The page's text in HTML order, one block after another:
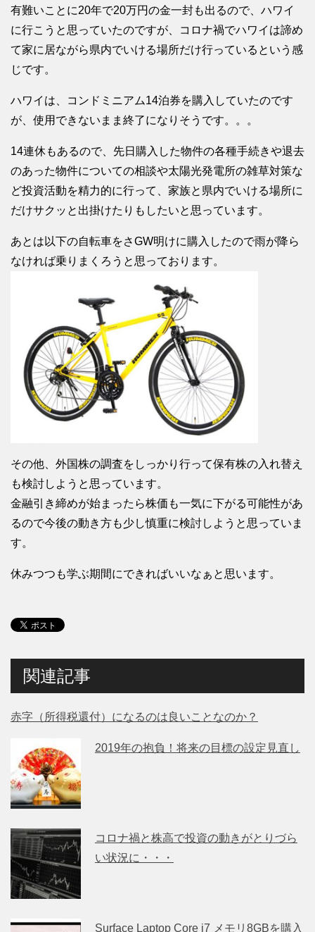
有難いことに20年で20万円の金一封も出るので、ハワイ
に行こうと思っていたのですが、コロナ禍でハワイは諦め
て家に居ながら県内でいける場所だけ行っているという感
じです。
ハワイは、コンドミニアム14泊券を購入していたのです
が、使用できないまま終了になりそうです。。。
14連休もあるので、先日購入した物件の各種手続きや退去
のあった物件についての相談や太陽光発電所の雑草対策な
ど投資活動を精力的に行って、家族と県内でいける場所に
だけサクッと出掛けたりもしたいと思っています。
あとは以下の自転車をさGW明けに購入したので雨が降ら
なければ乗りまくろうと思っております。
その他、外国株の調査をしっかり行って保有株の入れ替え
も検討しようと思っています。
金融引き締めが始まったら株価も一気に下がる可能性があ
るので今後の動き方も少し慎重に検討しようと思っていま
す。
休みつつも学ぶ期間にできればいいなぁと思います。
関連記事
赤字（所得税還付）になるのは良いことなのか？
2019年の抱負！将来の目標の設定見直し
コロナ禍と株高で投資の動きがとりづら
い状況に・・・
Surface Laptop Core i7 メモリ8GBを購入